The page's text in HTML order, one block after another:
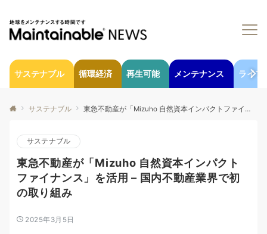
サステナブル 循環経済 再生可能 メンテナンス ライフ
サステナブル 東急不動産が「Mizuho 自然資本インパクトファイナンス」を活用 – 国内不動産業界で初の取り組み
サステナブル
東急不動産が「Mizuho 自然資本インパクト
ファイナンス」を活用 – 国内不動産業界で初
の取り組み
2025年3月5日